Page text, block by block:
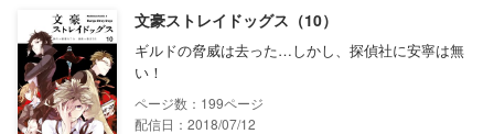
文豪ストレイドッグス（10）
ギルドの脅威は去った…しかし、探偵社に安寧は無
い！
199
配信日：2018/07/12